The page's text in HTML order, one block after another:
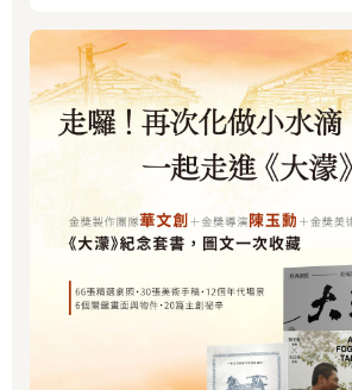
等水果蛋糕，若給它們一點時間、並以白
養」，味道只會變得更好。像帕金蛋糕（
一樣，一開始很乾，但會逐漸變得令人驚
或同事、或是和陌生人，如果你的蛋糕是拿
【試閱2】胡蘿蔔蛋糕 Carrot cake
無論長幼，胡蘿蔔蛋糕在不同年齡層都很
紀，當時糖與蜂蜜都過於昂貴，無法奢侈
將胡蘿蔔蛋糕視為一種甜食。第二次世界
蔔產量過剩，英國人便製作了大量胡蘿蔔